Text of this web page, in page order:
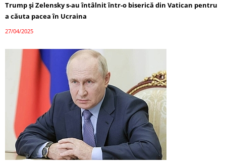
Trump și Zelensky s-au întâlnit într-o biserică din Vatican pentru
a căuta pacea în Ucraina
27/04/2025